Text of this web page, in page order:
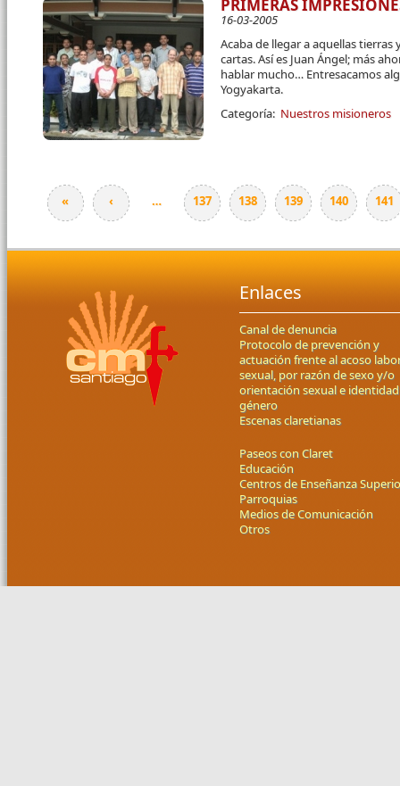
PRIMERAS
16-03-2005
Acaba de llegar a aquellas
cartas. Así es Juan Ángel; más
hablar mucho… Entresacamos
Yogyakarta.
Categoría: Nuestros misioneros
Páginas
« ‹ … 137 138 139 140 141
Enlaces
Canal de denuncia
Protocolo de prevención y
actuación frente al acoso
sexual, por razón de sexo y/o
orientación sexual e
género
Escenas claretianas
Paseos con Claret
Educación
Centros de Enseñanza
Parroquias
Medios de Comunicación
Otros